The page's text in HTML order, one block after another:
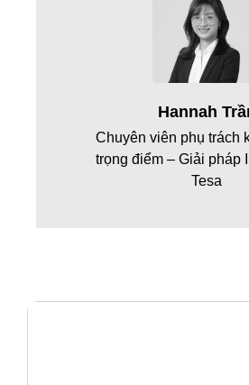
Hannah
Chuyên viên phụ trách
trọng điểm – Giải pháp
Tesa